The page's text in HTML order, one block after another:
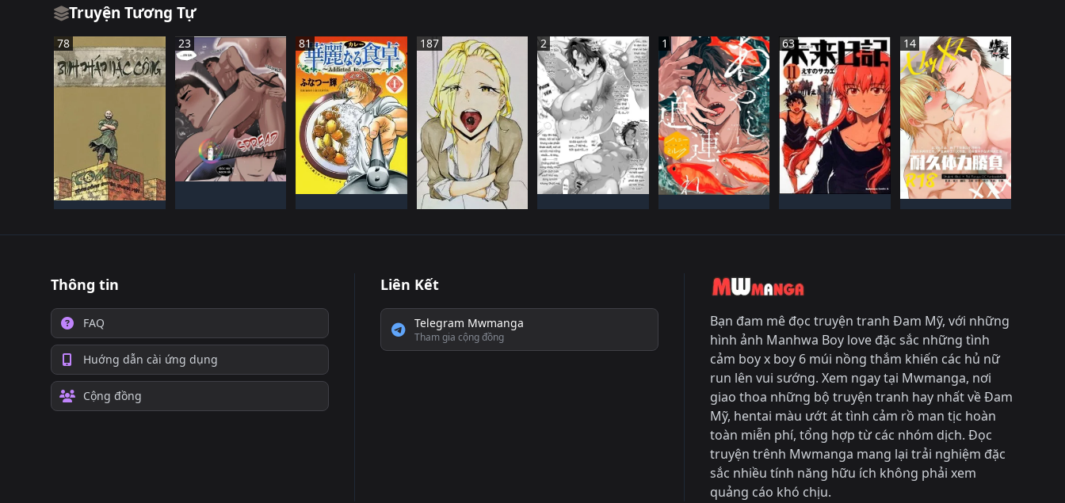
Truyện Tương Tự
78
NHậT BảN
ĐANG TIếN HàNH
23
NHậT BảN
ĐANG TIếN HàNH
81
NHậT BảN
ĐANG TIếN HàNH
187
NHậT BảN
ĐANG TIếN HàNH
2
NHậT BảN
ĐANG TIếN HàNH
1
NHậT BảN
ĐANG TIếN HàNH
63
NHậT BảN
Đã HOàN THàNH
14
NHậT BảN
ĐANG TIếN HàNH
Thông tin
FAQ
Huớng dẫn cài ứng dụng
Cộng đồng
Liên Kết
Telegram Mwmanga
Tham gia cộng đồng
Bạn đam mê đọc truyện tranh Đam Mỹ, với những
hình ảnh Manhwa Boy love đặc sắc những tình
cảm boy x boy 6 múi nồng thắm khiến các hủ nữ
run lên vui sướng. Xem ngay tại Mwmanga, nơi
giao thoa những bộ truyện tranh hay nhất về Đam
Mỹ, hentai màu ướt át tình cảm rồ man tịc hoàn
toàn miễn phí, tổng hợp từ các nhóm dịch. Đọc
truyện trênh Mwmanga mang lại trải nghiệm đặc
sắc nhiều tính năng hữu ích không phải xem
quảng cáo khó chịu.